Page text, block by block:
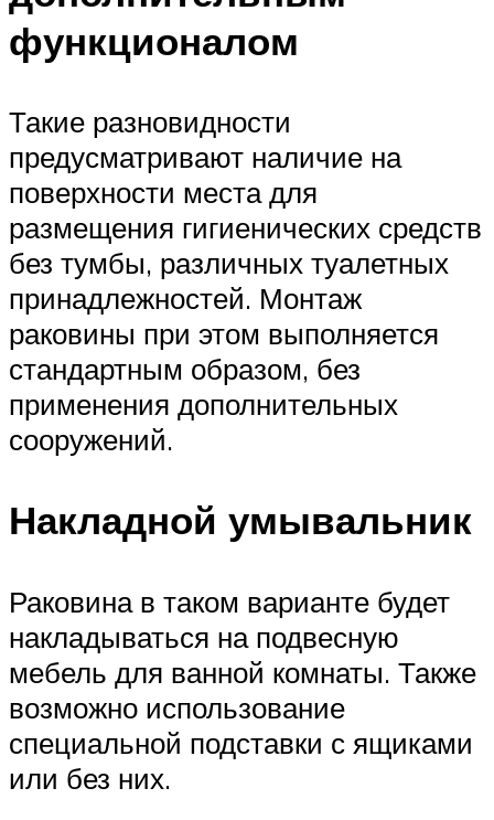
функционалом
Такие разновидности
предусматривают наличие на
поверхности места для
размещения гигиенических средств
без тумбы, различных туалетных
принадлежностей. Монтаж
раковины при этом выполняется
стандартным образом, без
применения дополнительных
сооружений.
Накладной умывальник
Раковина в таком варианте будет
накладываться на подвесную
мебель для ванной комнаты. Также
возможно использование
специальной подставки с ящиками
или без них.